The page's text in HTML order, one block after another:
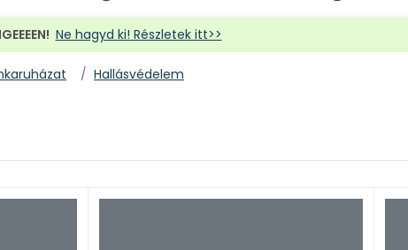
Ne hagyd ki! Részletek itt>>
Hallásvédelem